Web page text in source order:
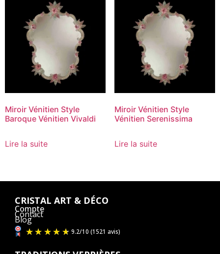
Miroir Vénitien Style
Baroque Vénitien Vivaldi
Lire la suite
Miroir Vénitien Style
Vénitien Serenissima
Lire la suite
CRISTAL ART & DÉCO
Compte
Contact
Blog